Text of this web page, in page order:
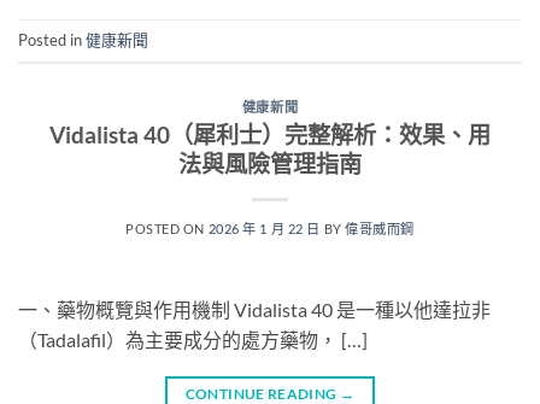
Posted in健康新聞
健康新聞
Vidalista 40（犀利士）完整解析：效果、用
法與風險管理指南
POSTED ON 2026 年 1 月 22 日 BY偉哥威而鋼
一、藥物概覽與作用機制 Vidalista 40 是一種以他達拉非
（Tadalafil）為主要成分的處方藥物， […]
CONTINUE READING →